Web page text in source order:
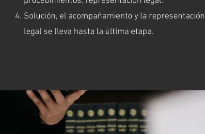
Solución, el acompañamiento y la representación
legal se lleva hasta la última etapa.